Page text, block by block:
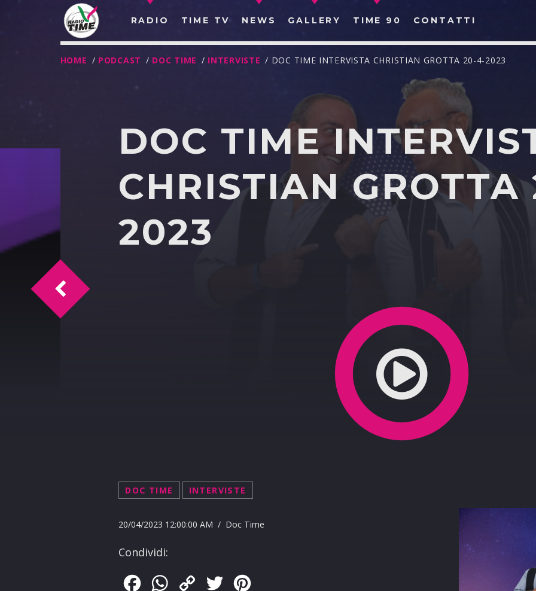
RADIO TIME TV NEWS GALLERY TIME 90 CONTATTI
CERCA NEL SITO WEB:
HOME / PODCAST / DOC TIME / INTERVISTE / DOC TIME INTERVISTA CHRISTIAN GROTTA 20-4-2023
DOC TIME
CHRISTIAN
2023
DOC TIME INTERVISTE
20/04/2023 12:00:00 AM / Doc Time
Condividi:
FacebookWhatsApp
Copy
Twitter
TM Intervista Polizia Municipale